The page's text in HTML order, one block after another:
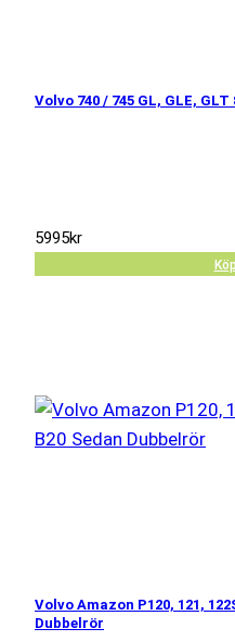
Volvo 740 / 745 GL, GLE, GLT
5995kr
Köp
Volvo Amazon P120, 121,
Dubbelrör